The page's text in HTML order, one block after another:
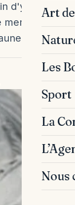
Art
Les
Sport
La
Nous
d'y
4
de-